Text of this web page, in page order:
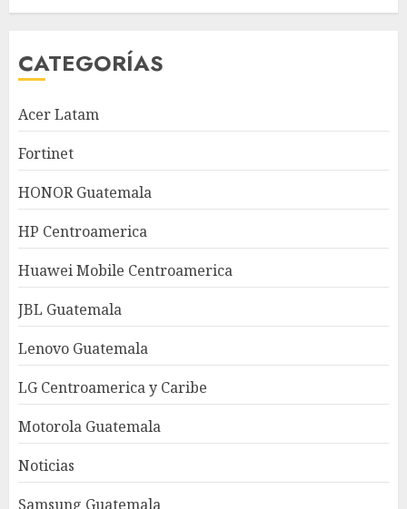
CATEGORÍAS
Acer Latam
Fortinet
HONOR Guatemala
HP Centroamerica
Huawei Mobile Centroamerica
JBL Guatemala
Lenovo Guatemala
LG Centroamerica y Caribe
Motorola Guatemala
Noticias
Samsung Guatemala